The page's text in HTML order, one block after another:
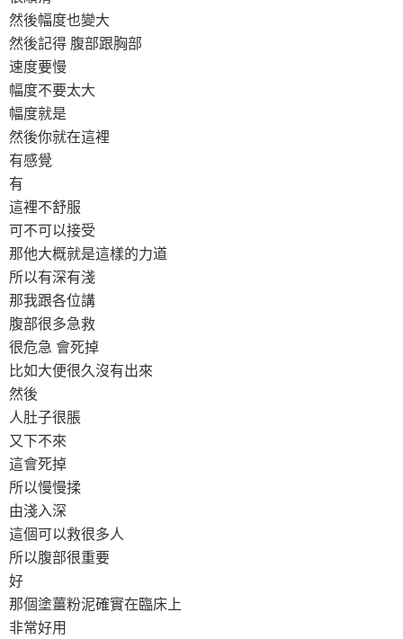
然後幅度也變大
然後記得 腹部跟胸部
速度要慢
幅度不要太大
幅度就是
然後你就在這裡
有感覺
有
這裡不舒服
可不可以接受
那他大概就是這樣的力道
所以有深有淺
那我跟各位講
腹部很多急救
很危急 會死掉
比如大便很久沒有出來
然後
人肚子很脹
又下不來
這會死掉
所以慢慢揉
由淺入深
這個可以救很多人
所以腹部很重要
好
那個塗薑粉泥確實在臨床上
非常好用